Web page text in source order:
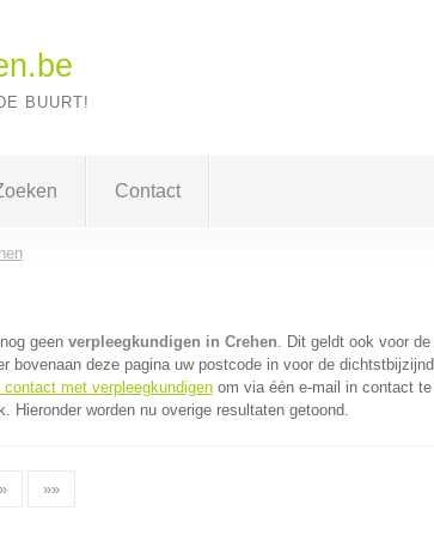
BUURT!
Contact
geen verpleegkundigen in Crehen. Dit geldt ook voor de
bovenaan deze pagina uw postcode in voor de
contact met verpleegkundigenom via één e-mail in contact
Hieronder worden nu overige resultaten getoond.
» »»